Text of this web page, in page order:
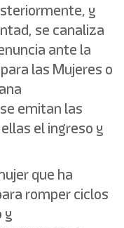
y
se canaliza
ante la
las Mujeres o
emitan las
el ingreso y
que ha
romper ciclos
y